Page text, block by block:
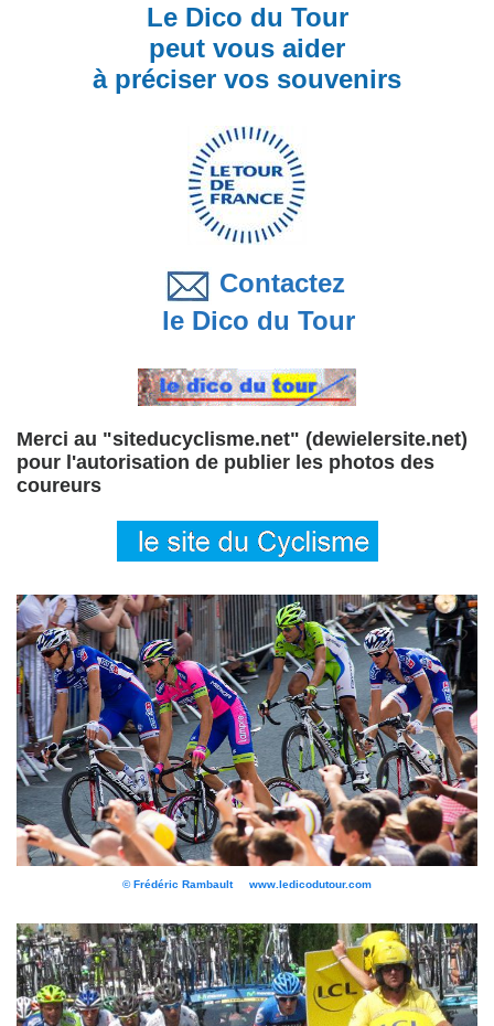
Le Dico du Tour
peut vous aider
à préciser vos souvenirs
Contactez
le Dico du Tour
Merci au "siteducyclisme.net" (dewielersite.net)
pour l'autorisation de publier les photos des
coureurs
© Frédéric Rambault www.ledicodutour.com